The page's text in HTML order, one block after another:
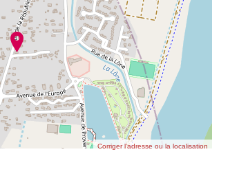
Corriger l’adresse ou la localisation